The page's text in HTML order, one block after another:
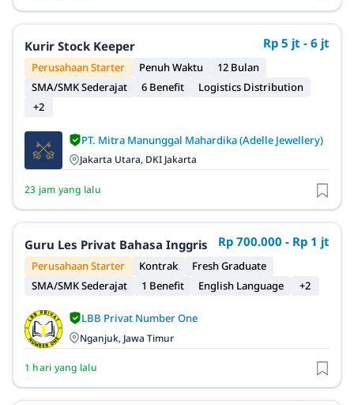
Kurir Stock Keeper Rp 5 jt - 6 jt
Perusahaan Starter Penuh Waktu
12 Bulan
SMA/SMK Sederajat
6 Benefit
Logistics Distribution
+2
PT. Mitra Manunggal Mahardika (Adelle Jewellery)
Jakarta Utara, DKI Jakarta
23 jam yang lalu
Guru Les Privat Bahasa Inggris Rp 700.000 - Rp 1 jt
Perusahaan Starter Kontrak
Fresh Graduate
SMA/SMK Sederajat
1 Benefit English Language +2
LBB Privat Number One
Nganjuk, Jawa Timur
1 hari yang lalu